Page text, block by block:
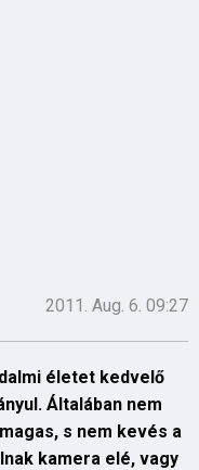
2011. Aug. 6. 09:27
életet kedvelő
Általában nem
s nem kevés a
kamera elé, vagy